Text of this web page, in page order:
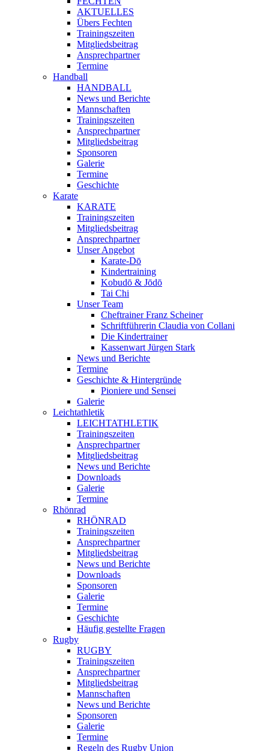
AKTUELLES
Übers Fechten
Trainingszeiten
Mitgliedsbeitrag
Ansprechpartner
Termine
Handball
HANDBALL
News und Berichte
Mannschaften
Trainingszeiten
Ansprechpartner
Mitgliedsbeitrag
Sponsoren
Galerie
Termine
Geschichte
Karate
KARATE
Trainingszeiten
Mitgliedsbeitrag
Ansprechpartner
Unser Angebot
Karate-Dō
Kindertraining
Kobudō & Jōdō
Tai Chi
Unser Team
Cheftrainer Franz Scheiner
Schriftführerin Claudia von Collani
Die Kindertrainer
Kassenwart Jürgen Stark
News und Berichte
Termine
Geschichte & Hintergründe
Pioniere und Sensei
Galerie
Leichtathletik
LEICHTATHLETIK
Trainingszeiten
Ansprechpartner
Mitgliedsbeitrag
News und Berichte
Downloads
Galerie
Termine
Rhönrad
RHÖNRAD
Trainingszeiten
Ansprechpartner
Mitgliedsbeitrag
News und Berichte
Downloads
Sponsoren
Galerie
Termine
Geschichte
Häufig gestellte Fragen
Rugby
RUGBY
Trainingszeiten
Ansprechpartner
Mitgliedsbeitrag
Mannschaften
News und Berichte
Sponsoren
Galerie
Termine
Regeln des Rugby Union